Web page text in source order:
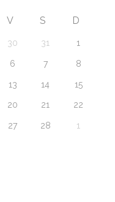
V S D
30 31 1
6 7 8
13 14 15
20 21 22
27 28 1